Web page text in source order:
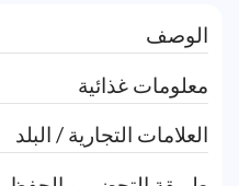
الوصف
معلومات غذائية
العلامات التجارية / البلد